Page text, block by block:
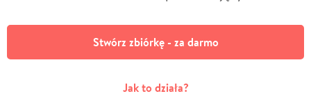
Stwórz zbiórkę - za darmo
Jak to działa?